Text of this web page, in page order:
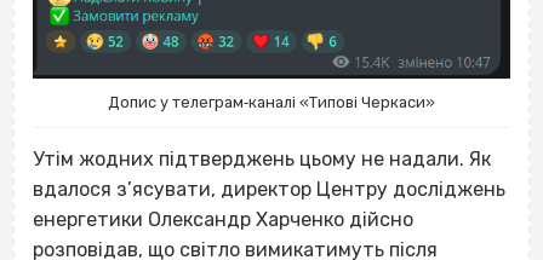
Допис у телеграм‐каналі «Типові Черкаси»
Утім жодних підтверджень цьому не надали. Як
вдалося з’ясувати, директор Центру досліджень
енергетики Олександр Харченко дійсно
розповідав, що світло вимикатимуть після